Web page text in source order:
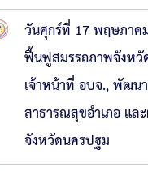
สร้างคุณธรรมและ
ะชาชน
วันศุกร์ที่ 17 พฤษภาค
ฟื้นฟูสมรรถภาพจังห
เจ้าหน้าที่ อบจ., พัฒน
สาธารณสุขอำเภอ แ
จังหวัดนครปฐม